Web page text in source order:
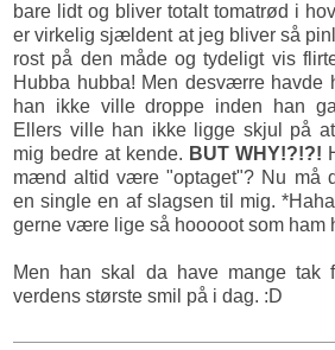
bare lidt og bliver totalt tomatrød i
er virkelig sjældent at jeg bliver så
rost på den måde og tydeligt vis
Hubba hubba! Men desværre havde
han ikke ville droppe inden han
Ellers ville han ikke ligge skjul på
mig bedre at kende. BUT WHY!?!?!
mænd altid være "optaget"? Nu må
en single en af slagsen til mig.
gerne være lige så hooooot som ham
Men han skal da have mange tak
verdens største smil på i dag. :D